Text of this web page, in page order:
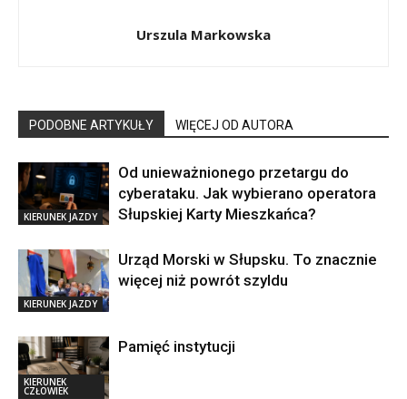
Urszula Markowska
PODOBNE ARTYKUŁY WIĘCEJ OD AUTORA
KIERUNEK JAZDY
Od unieważnionego przetargu do
cyberataku. Jak wybierano operatora
Słupskiej Karty Mieszkańca?
KIERUNEK JAZDY
Urząd Morski w Słupsku. To znacznie
więcej niż powrót szyldu
KIERUNEK
CZŁOWIEK
Pamięć instytucji